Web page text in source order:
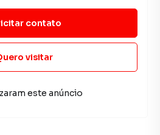
contato
visitar
este anúncio